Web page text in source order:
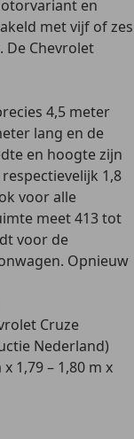
en
metvijf of zes
. De Chevrolet
4,5 meter
lang en de
en hoogtezijn
1,8
voor alle
meet413 tot
voor de
Opnieuw
Cruze
Nederland)
1,79 – 1,80 m x